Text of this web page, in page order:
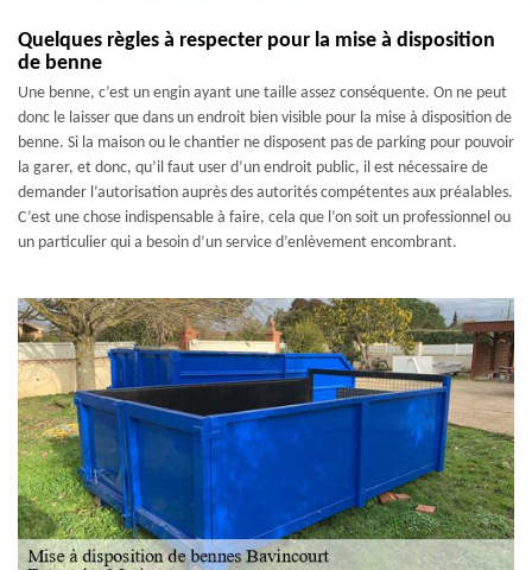
Quelques règles à respecter pour la mise à disposition
de benne
Une benne, c’est un engin ayant une taille assez conséquente. On ne peut
donc le laisser que dans un endroit bien visible pour la mise à disposition de
benne. Si la maison ou le chantier ne disposent pas de parking pour pouvoir
la garer, et donc, qu’il faut user d’un endroit public, il est nécessaire de
demander l’autorisation auprès des autorités compétentes aux préalables.
C’est une chose indispensable à faire, cela que l’on soit un professionnel ou
un particulier qui a besoin d’un service d’enlèvement encombrant.